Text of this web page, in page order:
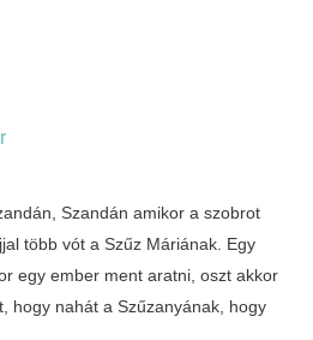
Szandán amikor a szobrot
több vót a Szűz Máriának. Egy
egy ember ment aratni, oszt akkor
hogy nahát a Szűzanyának, hogy